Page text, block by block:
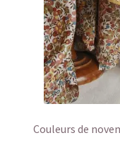
Couleurs de